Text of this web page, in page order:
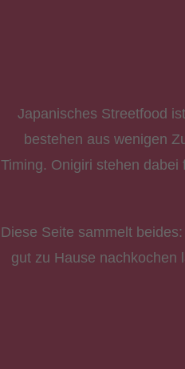
Japanisches Streetfood
bestehen aus wenigen
Timing. Onigiri stehen
Diese Seite sammelt
gut zu Hause nachkochen